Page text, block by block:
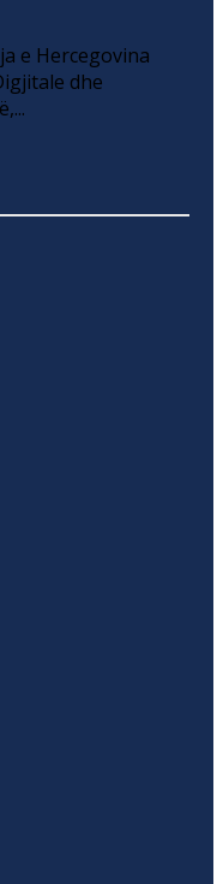
e Hercegovina
dhe